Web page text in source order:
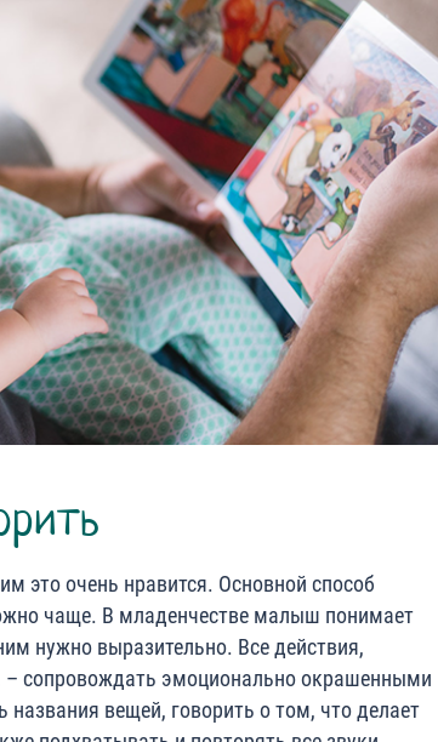
это очень нравится. Основной способ
чаще. В младенчестве малыш понимает
нужно выразительно. Все действия,
сопровождать эмоционально окрашенными
вещей, говорить о том, что делает